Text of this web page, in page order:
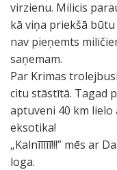
virzienu. Milicis
kā viņa priekšā
nav pieņemts
saņemam.
Par Krimas
citu stāstītā. Tagad
aptuveni 40 km lielo
eksotika!
„Kalnīīīīī!!!” mēs ar
loga.